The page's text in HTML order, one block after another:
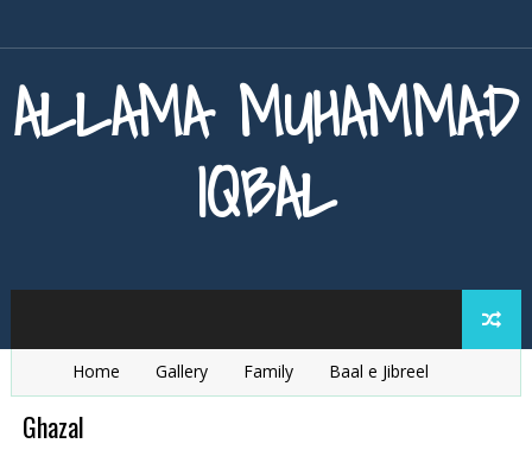
ALLAMA MUHAMMAD
IQBAL
Home Gallery Family
Baal e Jibreel
Zarb e Kaleem
Ghazal